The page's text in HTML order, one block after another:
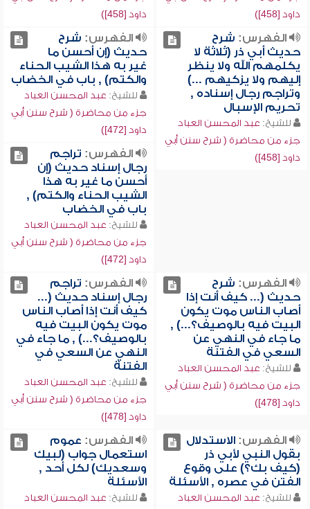
داود [458])
داود [458])
الفهرس: شرح
حديث أبي ذر (ثلاثة لا
يكلمهم الله ولا ينظر
إليهم ولا يزكيهم ...)
وتراجم رجال إسناده ,
تحريم الإسبال
للشيخ: عبد المحسن العباد
جزء من محاضرة ( شرح سنن أبي
داود [458])
الفهرس: شرح
حديث (إن أحسن ما
غير به هذا الشيب الحناء
والكتم) , باب في الخضاب
للشيخ: عبد المحسن العباد
جزء من محاضرة ( شرح سنن أبي
داود [472])
الفهرس: تراجم
رجال إسناد حديث (إن
أحسن ما غير به هذا
الشيب الحناء والكتم) ,
باب في الخضاب
للشيخ: عبد المحسن العباد
جزء من محاضرة ( شرح سنن أبي
داود [472])
الفهرس: شرح
حديث (... كيف أنت إذا
أصاب الناس موت يكون
البيت فيه بالوصيف؟...) ,
ما جاء في النهي عن
السعي في الفتنة
للشيخ: عبد المحسن العباد
جزء من محاضرة ( شرح سنن أبي
داود [478])
الفهرس: تراجم
رجال إسناد حديث (...
كيف أنت إذا أصاب الناس
موت يكون البيت فيه
بالوصيف؟...) , ما جاء في
النهي عن السعي في
الفتنة
للشيخ: عبد المحسن العباد
جزء من محاضرة ( شرح سنن أبي
داود [478])
الفهرس:الاستدلال
بقول النبي لأبي ذر
(كيف بك؟) على وقوع
الفتن في عصره , الأسئلة
للشيخ: عبد المحسن العباد
الفهرس: عموم
استعمال جواب (لبيك
وسعديك) لكل أحد ,
الأسئلة
للشيخ: عبد المحسن العباد